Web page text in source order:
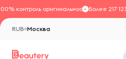
контроль оригинальностиБолее 217
Москва
RUB